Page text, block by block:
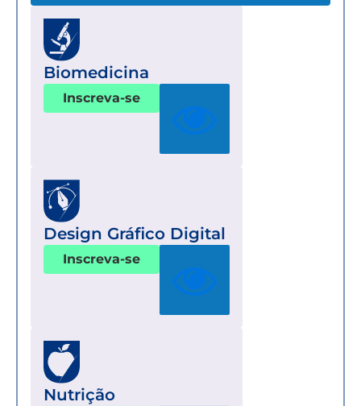
Biomedicina
Inscreva-se
Design Gráfico Digital
Inscreva-se
Nutrição